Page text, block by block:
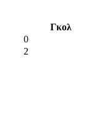
Γκολ
0
2